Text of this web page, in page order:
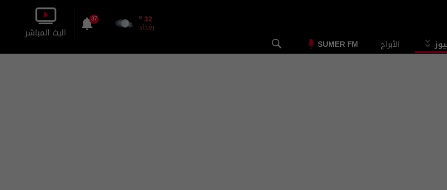
الأبراج SUMER FM
32
o
بغداد
37
البث المباشر